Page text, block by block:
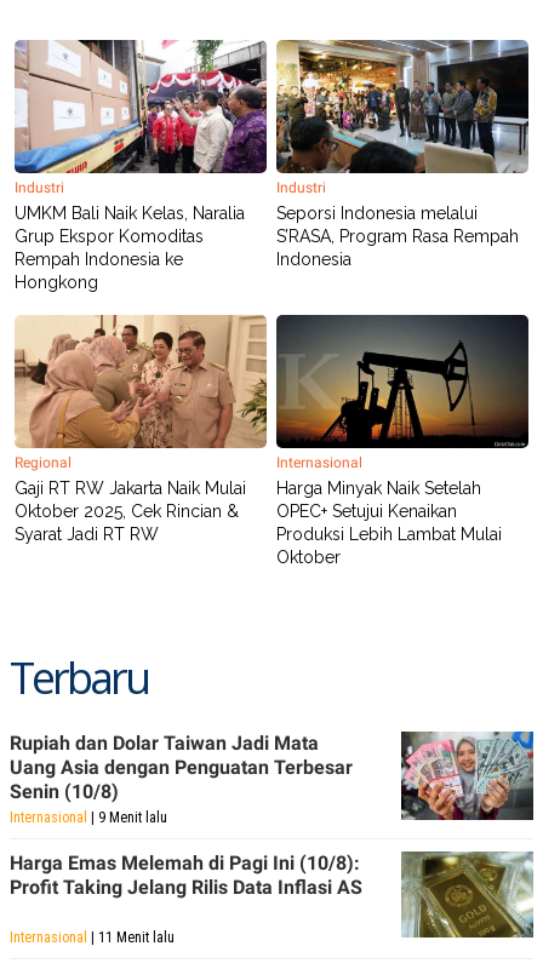
Industri
UMKM Bali Naik Kelas, Naralia
Grup Ekspor Komoditas
Rempah Indonesia ke
Hongkong
Industri
Seporsi Indonesia melalui
S’RASA, Program Rasa Rempah
Indonesia
Regional
Gaji RT RW Jakarta Naik Mulai
Oktober 2025, Cek Rincian &
Syarat Jadi RT RW
Internasional
Harga Minyak Naik Setelah
OPEC+ Setujui Kenaikan
Produksi Lebih Lambat Mulai
Oktober
Terbaru
Rupiah dan Dolar Taiwan Jadi Mata
Uang Asia dengan Penguatan Terbesar
Senin (10/8)
Internasional | 9 Menit lalu
Harga Emas Melemah di Pagi Ini (10/8):
Profit Taking Jelang Rilis Data Inflasi AS
Internasional | 11 Menit lalu